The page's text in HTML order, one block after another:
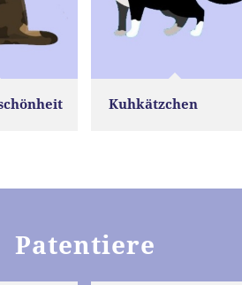
Kuhkätzchen
Patentiere